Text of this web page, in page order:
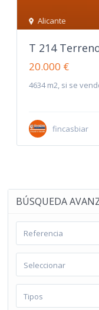
Alicante
T 214
20.000 €
4634 m2, si se
fincasbiar
BÚSQUEDA
Seleccionar
Tipos